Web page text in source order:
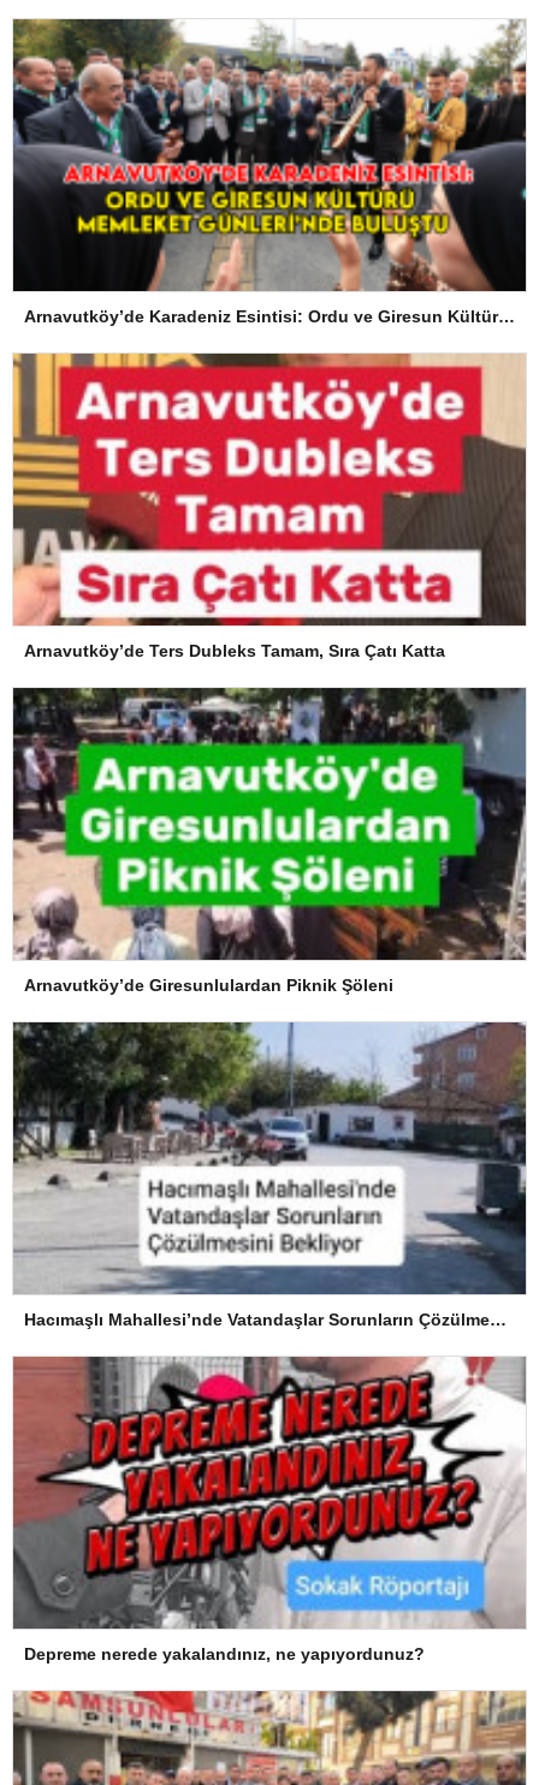
Arnavutköy’de Karadeniz Esintisi: Ordu ve Giresun Kültürü Memleket Günleri’nde Buluştu
Arnavutköy’de Ters Dubleks Tamam, Sıra Çatı Katta
Arnavutköy’de Giresunlulardan Piknik Şöleni
Hacımaşlı Mahallesi’nde Vatandaşlar Sorunların Çözülmesini Bekliyor
Depreme nerede yakalandınız, ne yapıyordunuz?